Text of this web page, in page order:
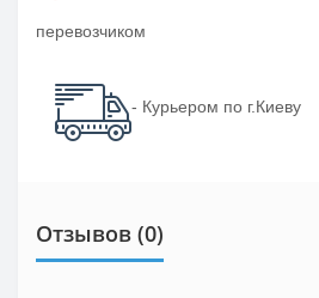
перевозчиком
- Курьером по г.Киеву
Отзывов (0)